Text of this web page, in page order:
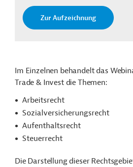
Zur Aufzeichnung
Im Einzelnen behandelt das
Trade & Invest die Themen:
Arbeitsrecht
Sozialversicherungsrecht
Aufenthaltsrecht
Steuerrecht
Die Darstellung dieser